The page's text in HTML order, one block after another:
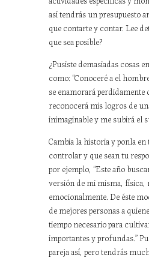
así tendrás un presupuesto
que contarte y contar. Lee
que sea posible?
¿Pusiste demasiadas cosas
como: “Conoceré a el
se enamorará perdidamente
reconocerá mis logros de
inimaginable y me subirá el
Cambia la historia y ponla
controlar y que sean tu
por ejemplo, “Este año
versión de mi misma, física,
emocionalmente. De éste
de mejores personas a
tiempo necesario para
importantes y profundas.”
pareja así, pero tendrás